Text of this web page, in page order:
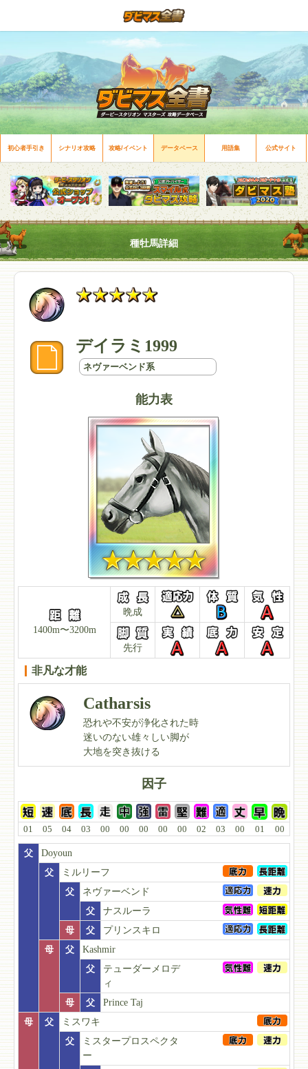
初心者手引き シナリオ攻略 攻略/イベント データベース 用語集 公式サイト
種牡馬詳細
デイラミ1999
ネヴァーベンド系
能力表
1400m〜3200m
晩成
先行
非凡な才能
Catharsis
恐れや不安が浄化された時
迷いのない雄々しい脚が
大地を突き抜ける
因子
01 05 04 03 00 00 00 00 00 02 03 00 01 00
父
Doyoun
父
ミルリーフ
父
ネヴァーベンド
父
ナスルーラ
母
父
プリンスキロ
母
父
Kashmir
父
テューダーメロデ
ィ
母
父
Prince Taj
母
父
ミスワキ
父
ミスタープロスペクタ
ー